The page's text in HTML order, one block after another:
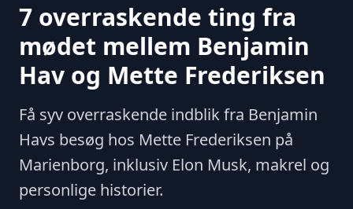
7 overraskende ting fra
mødet mellem Benjamin
Hav og Mette Frederiksen
Få syv overraskende indblik fra Benjamin
Havs besøg hos Mette Frederiksen på
Marienborg, inklusiv Elon Musk, makrel og
personlige historier.